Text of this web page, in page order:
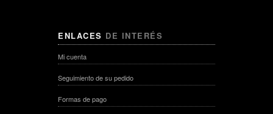
ENLACES DE INTERÉS
Mi cuenta
Seguimiento de su pedido
Formas de pago